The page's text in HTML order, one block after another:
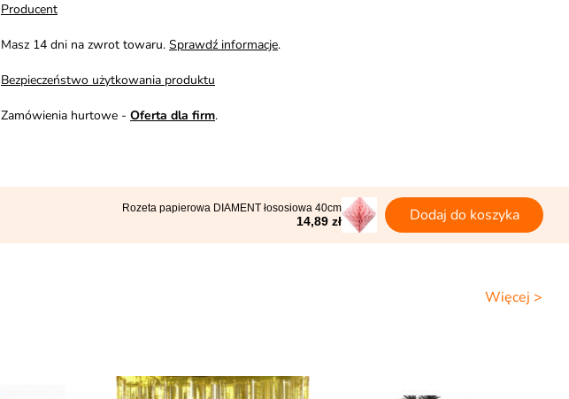
Producent
Masz 14 dni na zwrot towaru. Sprawdź informacje.
Bezpieczeństwo użytkowania produktu
Zamówienia hurtowe - Oferta dla firm.
Rozeta papierowa DIAMENT łososiowa 40cm
14,89 zł Dodaj do koszyka
Więcej >